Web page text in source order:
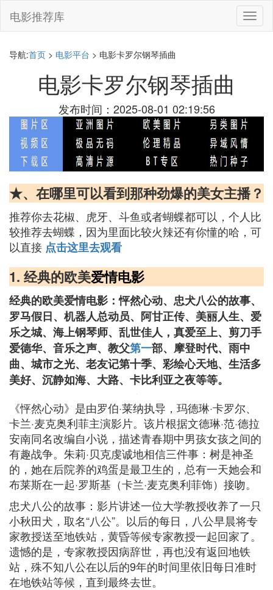
切
换
电影推荐库
导航:首页 > 电影平台 > 电影卡罗尔钢琴插曲
电影卡罗尔钢琴插曲
发布时间：2025-08-01 02:19:56
★、在哪里可以看到那种劲爆的美女主播？
推荐你去花椒、虎牙、斗鱼或者蝴蝶都可以，个人比
较推荐去蝴蝶，因为里面比较火辣还有你懂的哈，可
以直接 点击这里去观看
1. 经典的欧美爱情电影
经典的欧美爱情电影：怦然心动、忠犬八公的故事、
罗马假日、机器人总动员、阿甘正传、美丽人生、爱
乐之城、海上钢琴师、乱世佳人，真爱至上、剪刀手
爱德华、音乐之声、教父第一部、摩登时代、雨中
曲、城市之光、老友记第十季、彩绘心天地、生活多
美好、沉静如海、大路、卡比利亚之夜等等。
《怦然心动》是由罗伯·莱纳执导，玛德琳·卡罗尔、
卡兰·麦克奥利菲主演影片。该片根据文德琳·范·德拉
安南同名改编自小说，描述青春期中男孩女孩之间的
有趣战争。朱莉·贝克虔诚地相信三件事：树是神圣
的，她在后院养的鸡蛋是最卫生的，总有一天她会和
布莱斯在一起·罗斯基（卡兰·麦克奥利菲饰）接吻。
忠犬八公的故事：影片讲述一位大学教授收养了一只
小秋田犬，取名“八公”。以后的每日，八公早晨将专
家教授送至地铁站，黄昏等候专家教授一起回家了。
遗憾的是，专家教授因病辞世，再也没有返回地铁
站，殊不知八公在以后的9年的时间里依旧每日准时
在地铁站等候，直到最终去世。